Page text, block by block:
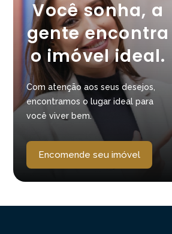
Você sonha, a
gente encontra
o imóvel ideal.
Com atenção aos seus desejos,
encontramos o lugar ideal para
você viver bem.
Encomende seu imóvel